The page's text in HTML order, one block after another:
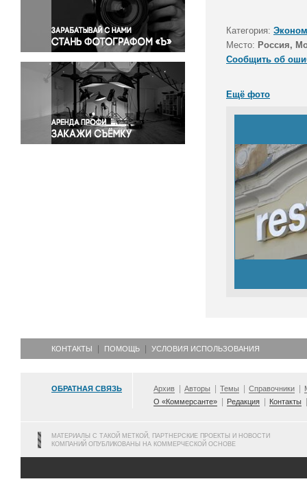
Правосудие
Происшествия и конфликты
Религия
Светская жизнь
Спорт
Экология
Экономика и бизнес
Категория:
Место: Россия,
Сообщить об
Ещё фото
КОНТАКТЫ ПОМОЩЬ УСЛОВИЯ ИСПОЛЬЗОВАНИЯ
ОБРАТНАЯ СВЯЗЬ Архив Авторы Темы Справочники
О «Коммерсанте»
Редакция Контакты
МАТЕРИАЛЫ С ТАКОЙ МЕТКОЙ, ПАРТНЕРСКИЕ ПРОЕКТЫ И НОВОСТИ
КОМПАНИЙ ОПУБЛИКОВАНЫ НА КОММЕРЧЕСКОЙ ОСНОВЕ